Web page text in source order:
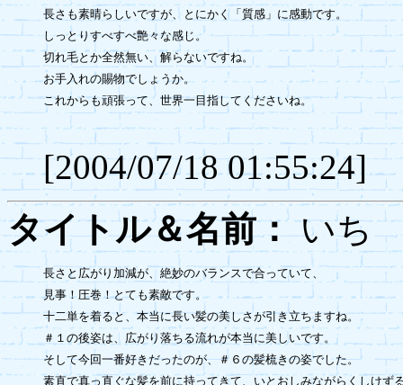
長さも素晴らしいですが、とにかく「質感」に感動です。
しっとりすべすべ艶々な感じ。
切れ毛とか全然無い、解らないですね。
お手入れの賜物でしょうか。
これからも頑張って、世界一目指してくださいね。
[2004/07/18 01:55:24]
タイトル＆名前：い
長さと広がり加減が、絶妙のバランスで合っていて、
見事！圧巻！とても素敵です。
十二単を着ると、本当に長い髪の美しさが引き立ちますね。
＃１の後姿は、広がり落ちる流れが本当に美しいです。
そして今回一番好きだったのが、＃６の髪梳きの姿でした。
素直で真っ直ぐな髪を前に持ってきて、いとおしみながらくしけず